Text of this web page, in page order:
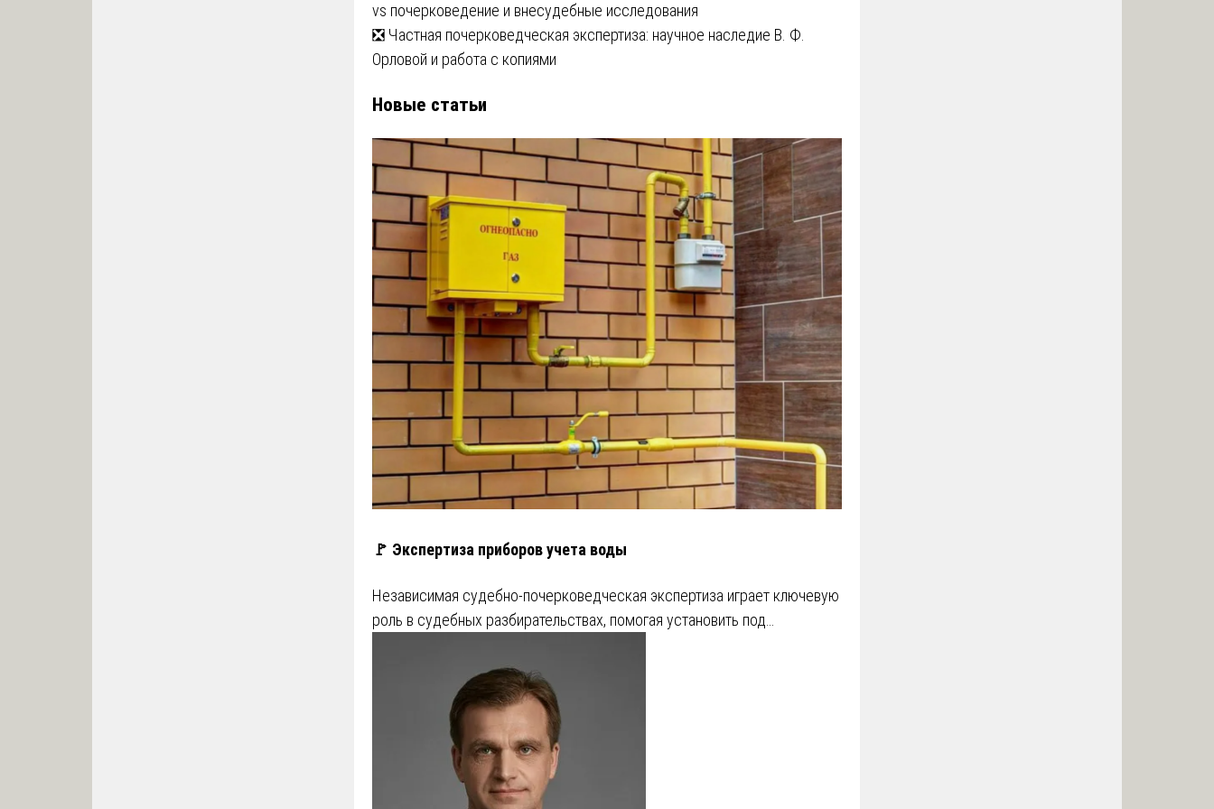
vs почерковедение и внесудебные исследования
❎ Частная почерковедческая экспертиза: научное наследие В. Ф.
Орловой и работа с копиями
Новые статьи
🚩 Экспертиза приборов учета воды
Независимая судебно-почерковедческая экспертиза играет ключевую
роль в судебных разбирательствах, помогая установить под…